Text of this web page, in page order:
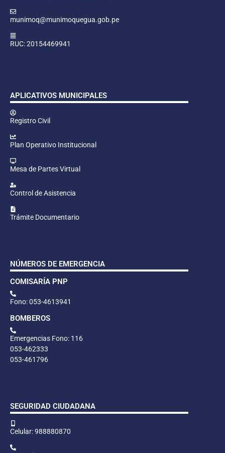
munimoq@munimoquegua.gob.pe
RUC: 20154469941
APLICATIVOS MUNICIPALES
Registro Civil
Plan Operativo Institucional
Mesa de Partes Virtual
Control de Asistencia
Trámite Documentario
NÚMEROS DE EMERGENCIA
COMISARÍA PNP
Fono: 053-4613941
BOMBEROS
Emergencias Fono: 116
053-462333
053-461796
SEGURIDAD CIUDADANA
Celular: 988880870